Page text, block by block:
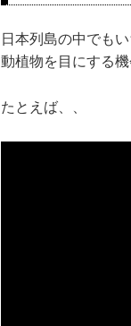
日本列島の中でも
動植物を目にする
たとえば、、